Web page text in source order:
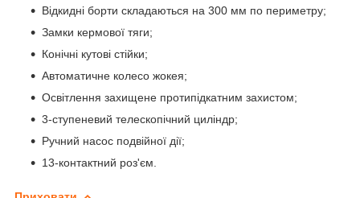
Відкидні борти складаються на 300 мм по периметру;
Замки кермової тяги;
Конічні кутові стійки;
Автоматичне колесо жокея;
Освітлення захищене протипідкатним захистом;
3-ступеневий телескопічний циліндр;
Ручний насос подвійної дії;
13-контактний роз'єм.